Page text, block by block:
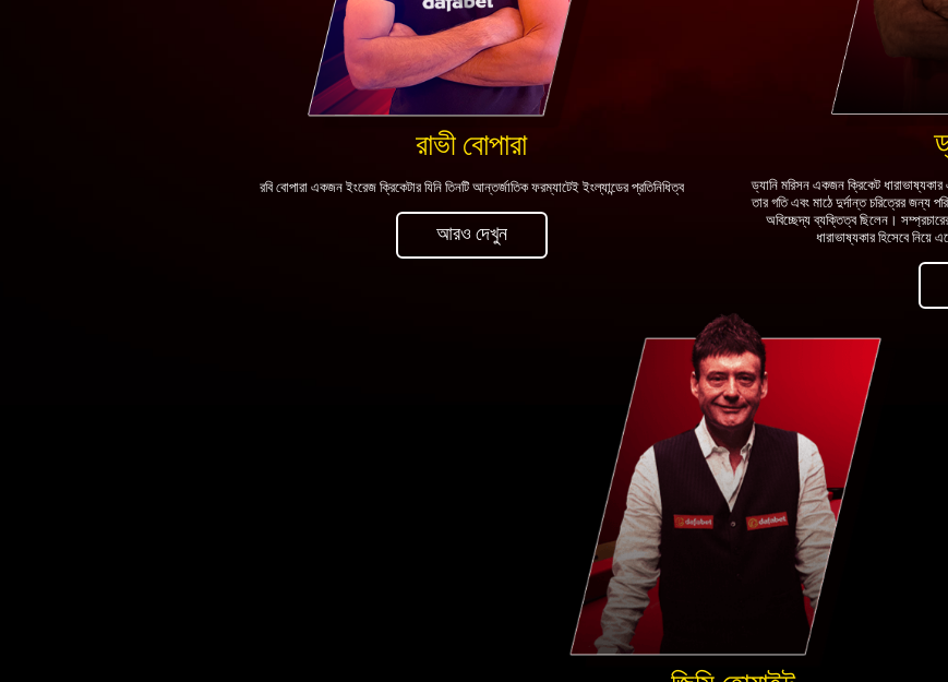
রাভী বোপারা
রবি বোপারা একজন ইংরেজ ক্রিকেটার যিনি তিনটি আন্তর্জাতিক ফরম্যাটেই ইংল্যান্ডের প্রতিনিধিত্ব
আরও দেখুন
ড্যানি মরিসন একজন ক্রিকেট ধারাভাষ্যকার
তার গতি এবং মাঠে দুর্দান্ত চরিত্রের জন্য
অবিচ্ছেদ্য ব্যক্তিত্ব ছিলেন।
ধারাভাষ্যকার হিসেবে